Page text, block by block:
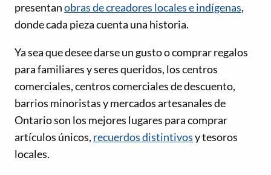
presentanobras de creadores locales e indígenas,
donde cada pieza cuenta una historia.
Ya sea que desee darse un gusto o comprar regalos
para familiares y seres queridos, los centros
comerciales, centros comerciales de descuento,
barrios minoristas y mercados artesanales de
Ontario son los mejores lugares para comprar
artículos únicos, recuerdos distintivosy tesoros
locales.